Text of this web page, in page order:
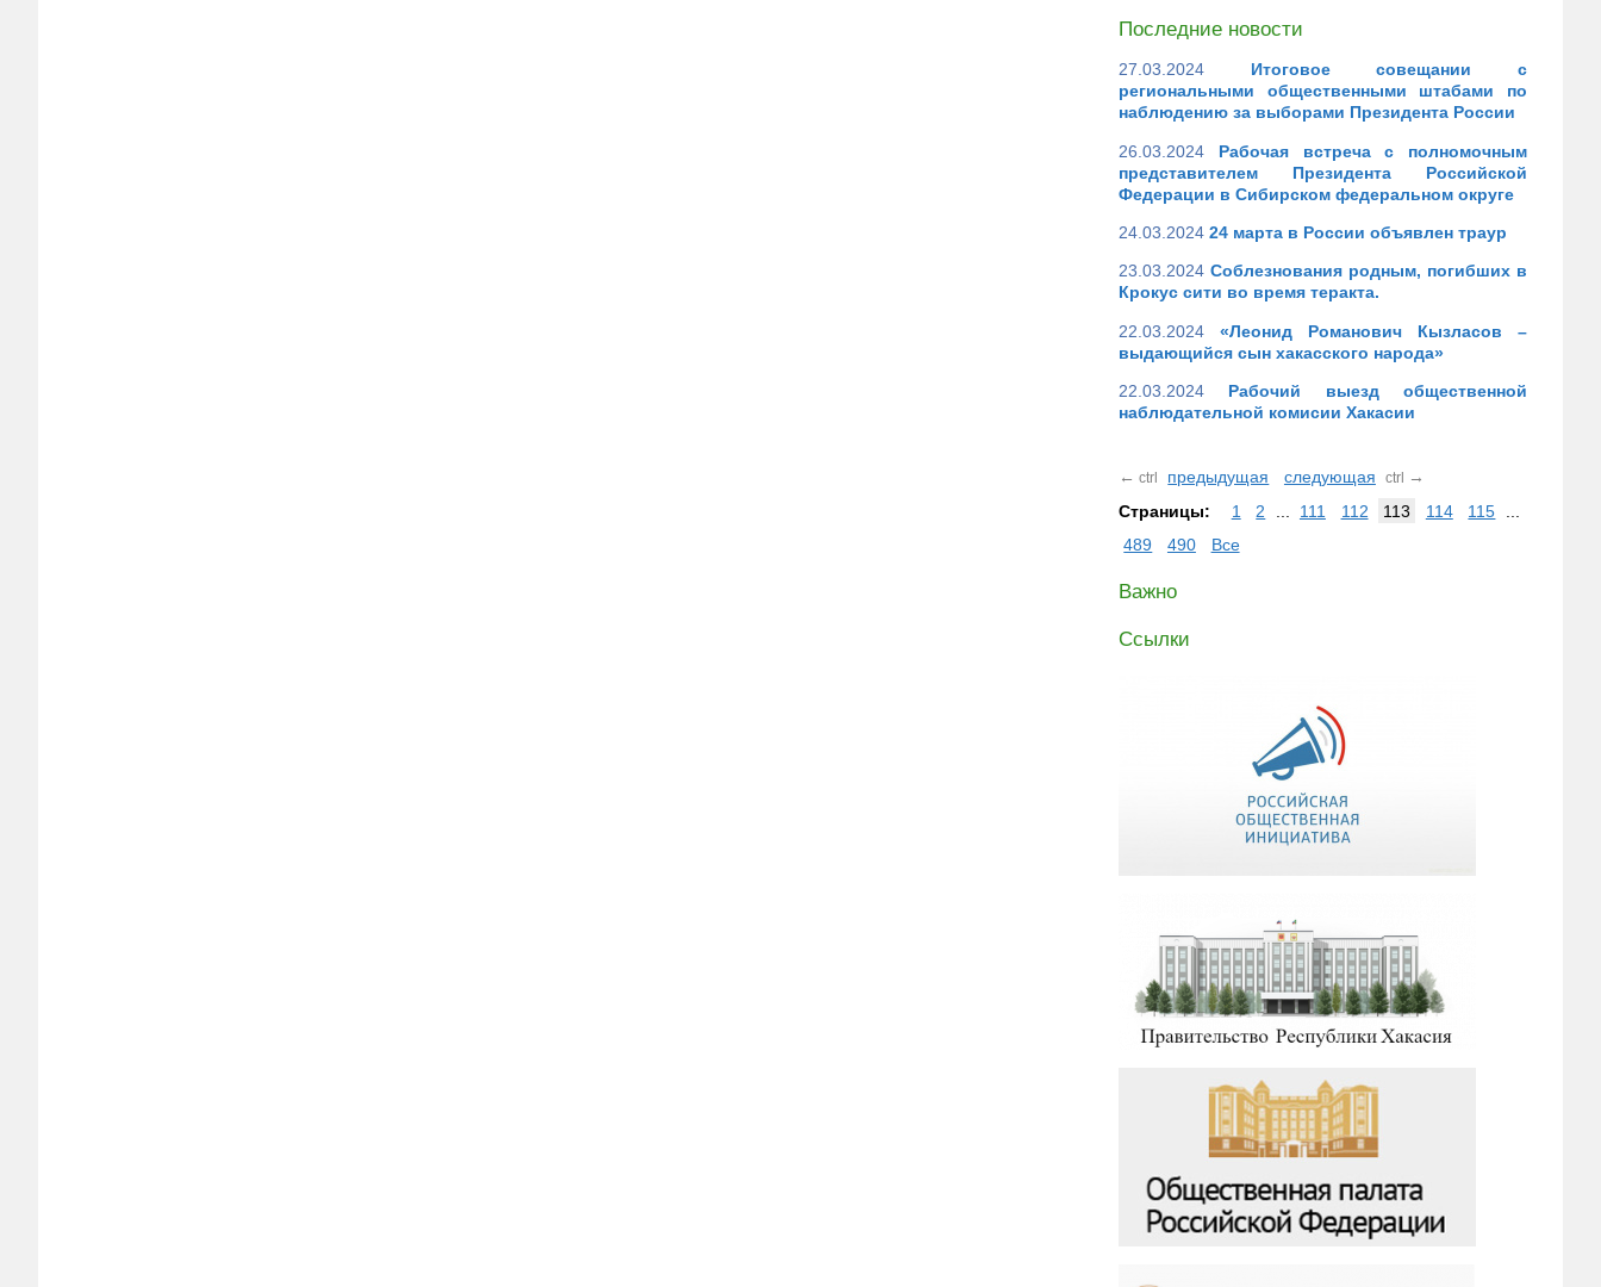
Последние новости
27.03.2024
Итоговое совещании с
региональными общественными штабами по
наблюдению за выборами Президента России
26.03.2024
Рабочая встреча с полномочным
представителем Президента Российской
Федерации в Сибирском федеральном округе
24.03.2024 24 марта в России объявлен траур
23.03.2024 Соблезнования родным, погибших в
Крокус сити во время теракта.
22.03.2024
«Леонид Романович Кызласов –
выдающийся сын хакасского народа»
22.03.2024
Рабочий выезд общественной
наблюдательной комисии Хакасии
← ctrl предыдущая следующая ctrl →
Страницы:
1 2 111 112 113 114 115
489
490 Все
Важно
Ссылки